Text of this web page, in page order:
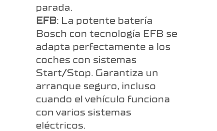
parada.
EFB: La potente batería
Bosch con tecnología EFB se
adapta perfectamente a los
coches con sistemas
Start/Stop. Garantiza un
arranque seguro, incluso
cuando el vehículo funciona
con varios sistemas
eléctricos.